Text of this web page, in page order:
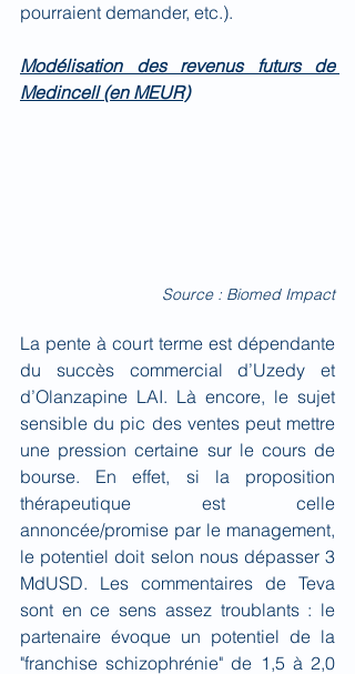
pourraient demander, etc.).
Modélisation des revenus futurs de
Medincell (en MEUR)
Source : Biomed Impact
La pente à court terme est dépendante
du succès commercial d’Uzedy et
d’Olanzapine LAI. Là encore, le sujet
sensible du pic des ventes peut mettre
une pression certaine sur le cours de
bourse. En effet, si la proposition
thérapeutique est celle
annoncée/promise par le management,
le potentiel doit selon nous dépasser 3
MdUSD. Les commentaires de Teva
sont en ce sens assez troublants : le
partenaire évoque un potentiel de la
"franchise schizophrénie" de 1,5 à 2,0